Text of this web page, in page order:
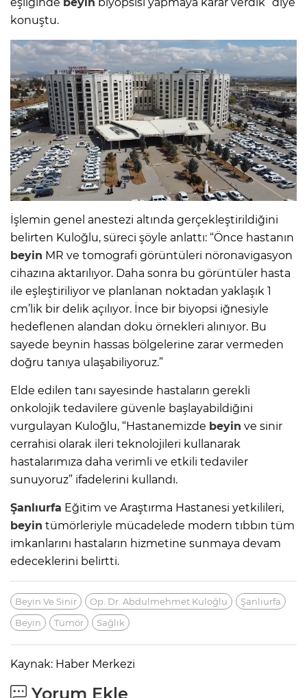
konuştu.
İşlemin genel anestezi altında gerçekleştirildiğini
belirten Kuloğlu, süreci şöyle anlattı: “Önce hastanın
beyin MR ve tomografi görüntüleri nöronavigasyon
cihazına aktarılıyor. Daha sonra bu görüntüler hasta
ile eşleştiriliyor ve planlanan noktadan yaklaşık 1
cm’lik bir delik açılıyor. İnce bir biyopsi iğnesiyle
hedeflenen alandan doku örnekleri alınıyor. Bu
sayede beynin hassas bölgelerine zarar vermeden
doğru tanıya ulaşabiliyoruz.”
Elde edilen tanı sayesinde hastaların gerekli
onkolojik tedavilere güvenle başlayabildiğini
vurgulayan Kuloğlu, “Hastanemizde beyin ve sinir
cerrahisi olarak ileri teknolojileri kullanarak
hastalarımıza daha verimli ve etkili tedaviler
sunuyoruz” ifadelerini kullandı.
Şanlıurfa Eğitim ve Araştırma Hastanesi yetkilileri,
beyin tümörleriyle mücadelede modern tıbbın tüm
imkanlarını hastaların hizmetine sunmaya devam
edeceklerini belirtti.
Beyin Ve Sinir Op. Dr. Abdulmehmet Kuloğlu
Şanlıurfa
Beyin
Tümör Sağlık
Kaynak: Haber Merkezi
Yorum Ekle